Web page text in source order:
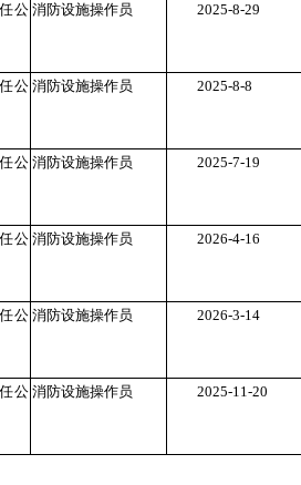
公 消防设施操作员 2025-8-29
公 消防设施操作员 2025-8-8
公 消防设施操作员 2025-7-19
公 消防设施操作员 2026-4-16
公 消防设施操作员 2026-3-14
公 消防设施操作员 2025-11-20